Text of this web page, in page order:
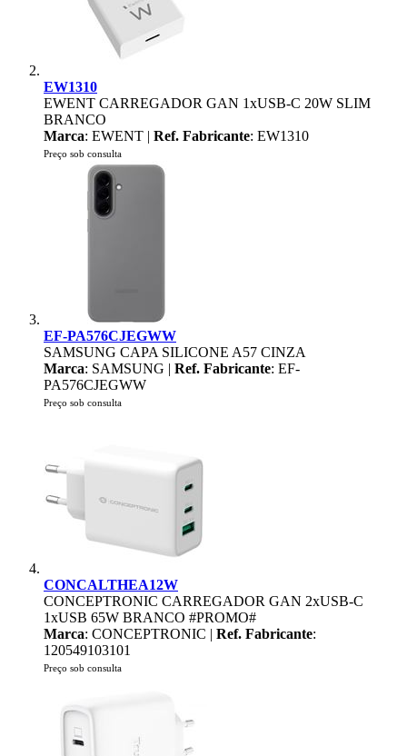
EW1310
EWENT CARREGADOR GAN 1xUSB-C 20W SLIM
BRANCO
Marca: EWENT | Ref. Fabricante: EW1310
Preço sob consulta
EF-PA576CJEGWW
SAMSUNG CAPA SILICONE A57 CINZA
Marca: SAMSUNG | Ref. Fabricante: EF-
PA576CJEGWW
Preço sob consulta
CONCALTHEA12W
CONCEPTRONIC CARREGADOR GAN 2xUSB-C
1xUSB 65W BRANCO #PROMO#
Marca: CONCEPTRONIC | Ref. Fabricante:
120549103101
Preço sob consulta